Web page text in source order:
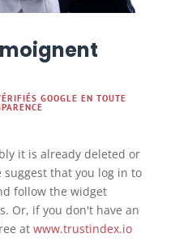
GOOGLE EN TOUTE
it is already deleted or
that you log in to
follow the widget
Or, if you don't have an
at www.trustindex.io